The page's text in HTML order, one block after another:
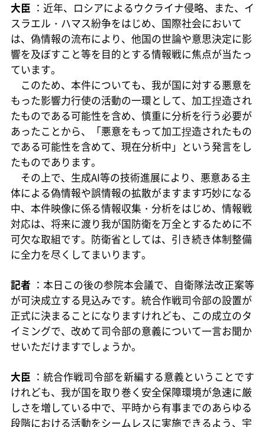
大臣 ：近年、ロシアによるウクライナ侵略、また、イ
スラエル・ハマス紛争をはじめ、国際社会において
は、偽情報の流布により、他国の世論や意思決定に影
響を及ぼすこと等を目的とする情報戦に焦点が当たっ
ています。
このため、本件についても、我が国に対する悪意を
もった影響力行使の活動の一環として、加工捏造され
たものである可能性を含め、慎重に分析を行う必要が
あったことから、「悪意をもって加工捏造されたもの
である可能性を含めて、現在分析中」という発言をし
たものであります。
その上で、生成AI等の技術進展により、悪意ある主
体による偽情報や誤情報の拡散がますます巧妙になる
中、本件映像に係る情報収集・分析をはじめ、情報戦
対応は、将来に渡り我が国防衛を万全とするために不
可欠な取組です。防衛省としては、引き続き体制整備
に全力を尽くしてまいります。
記者 ：本日この後の参院本会議で、自衛隊法改正案等
が可決成立する見込みです。統合作戦司令部の設置が
正式に決まることになりますけれども、この成立のタ
イミングで、改めて司令部の意義について一言お聞か
せいただけますでしょうか。
大臣 ：統合作戦司令部を新編する意義ということです
けれども、我が国を取り巻く安全保障環境が急速に厳
しさを増している中で、平時から有事までのあらゆる
段階における活動をシームレスに実施できるよう、宇